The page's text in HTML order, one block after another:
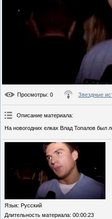
Просмотры: 0 Звездные
Описание материала:
На новогодних елках Влад Топалов был
Язык: Русский
Длительность материала: 00:00:23